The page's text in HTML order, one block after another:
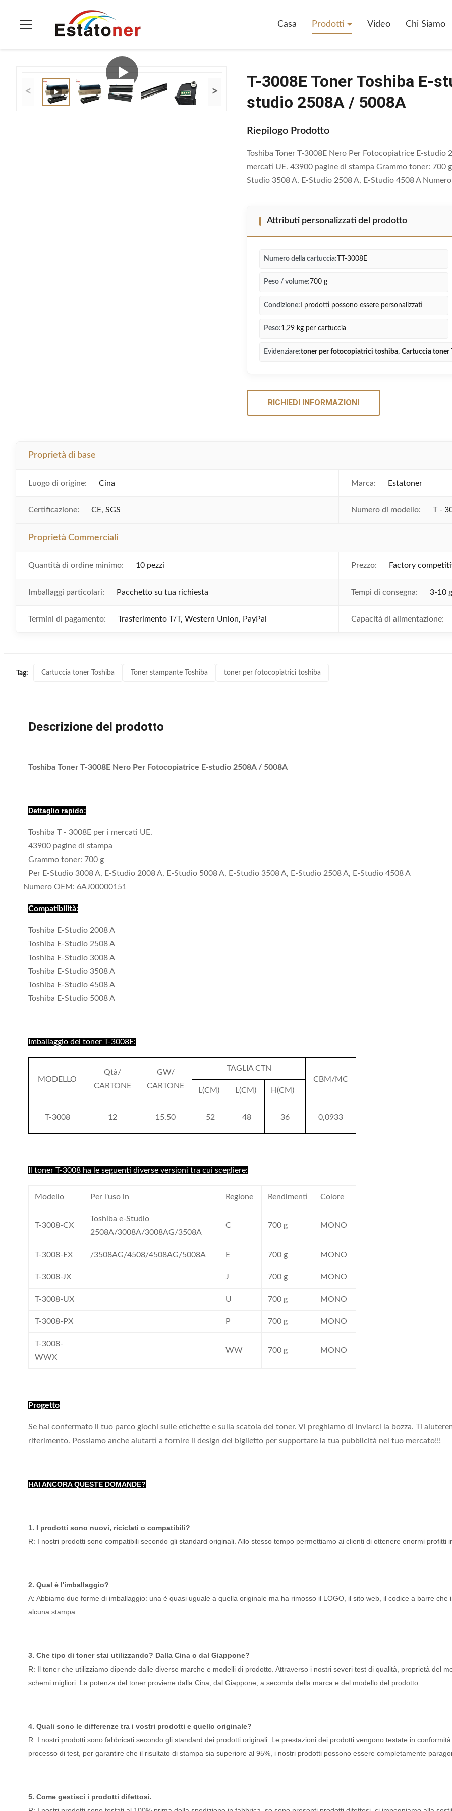
Casa Prodotti Video Chi Siamo
> Toshiba E-Studio Toner
< >
T-3008E Toner Toshiba E-
studio 2508A / 5008A
Riepilogo Prodotto
Toshiba Toner T-3008E Nero Per Fotocopiatrice E-
mercati UE. 43900 pagine di stampa Grammo toner: 700
Studio 3508 A, E-Studio 2508 A, E-Studio 4508 A
Attributi personalizzati del prodotto
Numero della cartuccia: TT-3008E
Peso / volume:700 g
Condizione: I prodotti possono essere personalizzati
Peso:1,29 kg per cartuccia
Evidenziare:toner per fotocopiatrici toshiba, Cartuccia toner
RICHIEDI INFORMAZIONI
Proprietà di base
Luogo di origine: Cina Marca: Estatoner
Certificazione: CE, SGS Numero di modello: T -
Proprietà Commerciali
Quantità di ordine minimo: 10 pezzi Prezzo: Factory
Imballaggi particolari: Pacchetto su tua richiesta Tempi di consegna: 3-10
Termini di pagamento: Trasferimento T/T, Western Union, PayPal Capacità di alimentazione:
Tag: Cartuccia toner Toshiba Toner stampante Toshiba toner per fotocopiatrici toshiba
Descrizione del prodotto
Toshiba Toner T-3008E Nero Per Fotocopiatrice E-studio 2508A / 5008A
Dettaglio rapido:
Toshiba T - 3008E per i mercati UE.
43900 pagine di stampa
Grammo toner: 700 g
Per E-Studio 3008 A, E-Studio 2008 A, E-Studio 5008 A, E-Studio 3508 A, E-Studio 2508 A, E-Studio 4508 A
Numero OEM: 6AJ00000151
Compatibilità:
Toshiba E-Studio 2008 A
Toshiba E-Studio 2508 A
Toshiba E-Studio 3008 A
Toshiba E-Studio 3508 A
Toshiba E-Studio 4508 A
Toshiba E-Studio 5008 A
Imballaggio del toner T-3008E:
MODELLO
Qtà/
CARTONE
GW/
CARTONE
TAGLIA CTN
CBM/MC
L(CM)
L(CM) H(CM)
T-3008 12 15.50 52 48 36 0,0933
Il toner T-3008 ha le seguenti diverse versioni tra cui scegliere:
Modello Per l'uso in Regione Rendimenti Colore
T-3008-CX
Toshiba e-Studio
2508A/3008A/3008AG/3508A
C 700 g MONO
T-3008-EX /3508AG/4508/4508AG/5008A E 700 g MONO
T-3008-JX J 700 g MONO
T-3008-UX U 700 g MONO
T-3008-PX P 700 g MONO
T-3008-
WWX
WW 700 g MONO
Progetto
Se hai confermato il tuo parco giochi sulle etichette e sulla scatola del toner. Vi preghiamo di inviarci la bozza. Ti
riferimento. Possiamo anche aiutarti a fornire il design del biglietto per supportare la tua pubblicità nel tuo mercato!!!
HAI ANCORA QUESTE DOMANDE?
1. I prodotti sono nuovi, riciclati o compatibili?
R: I nostri prodotti sono compatibili secondo gli standard originali. Allo stesso tempo permettiamo ai clienti di ottenere enormi profitti
2. Qual è l'imballaggio?
A: Abbiamo due forme di imballaggio: una è quasi uguale a quella originale ma ha rimosso il LOGO, il sito web, il codice a barre
alcuna stampa.
3. Che tipo di toner stai utilizzando? Dalla Cina o dal Giappone?
R: Il toner che utilizziamo dipende dalle diverse marche e modelli di prodotto. Attraverso i nostri severi test di qualità, proprietà del
schemi migliori. La potenza del toner proviene dalla Cina, dal Giappone, a seconda della marca e del modello del prodotto.
4. Quali sono le differenze tra i vostri prodotti e quello originale?
R: I nostri prodotti sono fabbricati secondo gli standard dei prodotti originali. Le prestazioni dei prodotti vengono testate in
processo di test, per garantire che il risultato di stampa sia superiore al 95%, i nostri prodotti possono essere completamente
5. Come gestisci i prodotti difettosi.